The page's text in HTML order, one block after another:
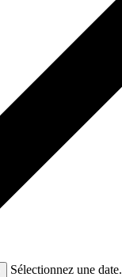
Sélectionnez une date.